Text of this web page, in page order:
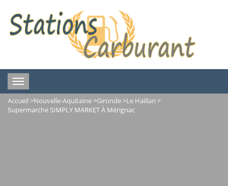
Toggle
navigation
Accueil >Nouvelle-Aquitaine>Gironde>Le Haillan >
Supermarche SIMPLY MARKET À Mérignac